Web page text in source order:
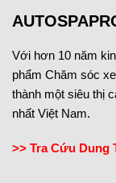
Với hơn 10 năm
phẩm Chăm sóc
thành một siêu thị
nhất Việt Nam.
>> Tra Cứu Dung